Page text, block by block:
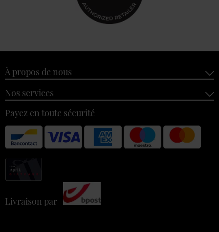
À propos de nous
Nos services
Payez en toute sécurité
Livraison par